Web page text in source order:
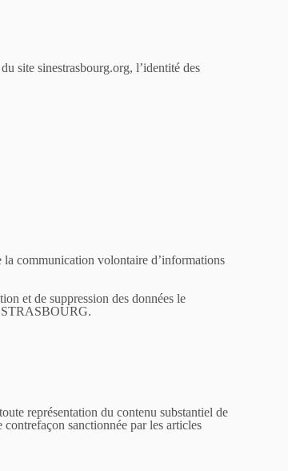
site sinestrasbourg.org, l’identité des
la communication volontaire d’informations
et de suppression des données le
STRASBOURG.
représentation du contenu substantiel de
sanctionnée par les articles